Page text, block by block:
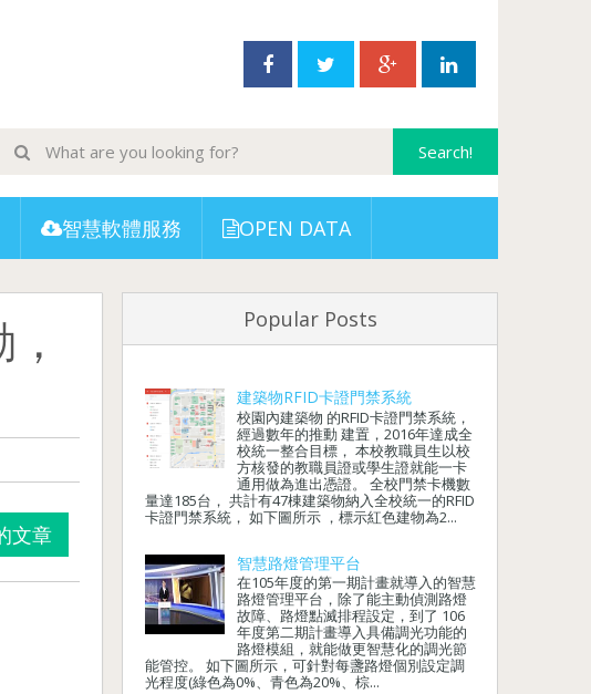
智慧軟體服務 OPEN DATA
文章
Popular Posts
建築物RFID卡證門禁系統
校園內建築物 的RFID卡證門禁系統，
經過數年的推動 建置，2016年達成全
校統一整合目標， 本校教職員生以校
方核發的教職員證或學生證就能一卡
通用做為進出憑證。 全校門禁卡機數
量達185台， 共計有47棟建築物納入全校統一的RFID
卡證門禁系統， 如下圖所示 ，標示紅色建物為2...
智慧路燈管理平台
在105年度的第一期計畫就導入的智慧
路燈管理平台，除了能主動偵測路燈
故障、路燈點滅排程設定，到了 106
年度第二期計畫導入具備調光功能的
路燈模組，就能做更智慧化的調光節
能管控。 如下圖所示，可針對每盞路燈個別設定調
光程度(綠色為0%、青色為20%、棕...